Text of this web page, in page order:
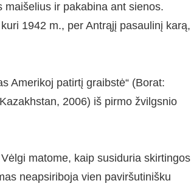
ir pakabina ant sienos.
1942 m., per Antrąjį pasaulinį karą,
Amerikoj patirtį graibstė“ (Borat:
2006) iš pirmo žvilgsnio
matome, kaip susiduria skirtingos
neapsiriboja vien paviršutinišku